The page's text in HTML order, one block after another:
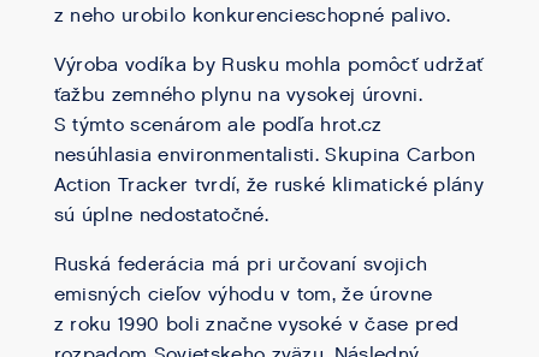
z neho urobilo konkurencieschopné palivo.
Výroba vodíka by Rusku mohla pomôcť udržať
ťažbu zemného plynu na vysokej úrovni.
S týmto scenárom ale podľa hrot.cz
nesúhlasia environmentalisti. Skupina Carbon
Action Tracker tvrdí, že ruské klimatické plány
sú úplne nedostatočné.
Ruská federácia má pri určovaní svojich
emisných cieľov výhodu v tom, že úrovne
z roku 1990 boli značne vysoké v čase pred